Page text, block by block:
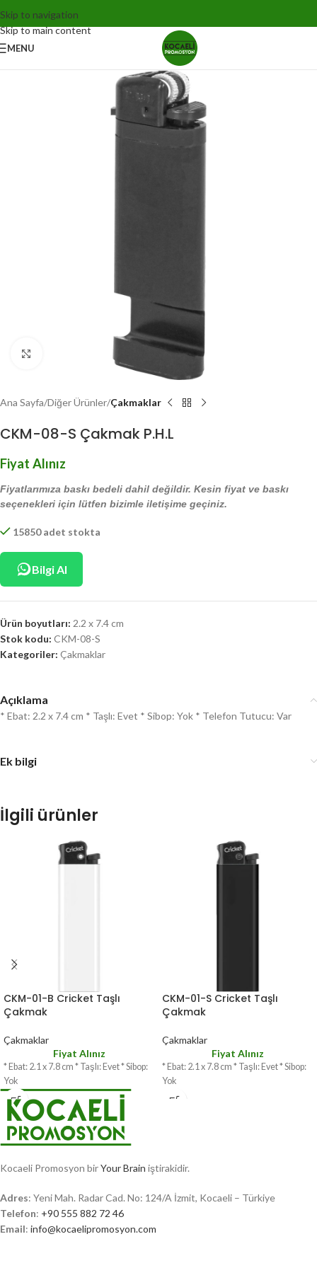
Skip to navigation
Skip to main content
MENU
Ana Sayfa Diğer Ürünler Çakmaklar
CKM-08-S Çakmak P.H.L
Fiyat Alınız
Fiyatlarımıza baskı bedeli dahil değildir. Kesin fiyat ve baskı
seçenekleri için lütfen bizimle iletişime geçiniz.
15850 adet stokta
Bilgi Al
Ürün boyutları: 2.2 x 7.4 cm
Stok kodu: CKM-08-S
Kategoriler: Çakmaklar
Açıklama
* Ebat: 2.2 x 7.4 cm * Taşlı: Evet * Sibop: Yok * Telefon Tutucu: Var
Ek bilgi
İlgili ürünler
CKM-01-B Cricket Taşlı
Çakmak
Çakmaklar
Fiyat Alınız
* Ebat: 2.1 x 7.8 cm * Taşlı: Evet * Sibop:
Yok
CKM-01-S Cricket Taşlı
Çakmak
Çakmaklar
Fiyat Alınız
* Ebat: 2.1 x 7.8 cm * Taşlı: Evet * Sibop:
Yok
Kocaeli Promosyon birYour Brain iştirakidir.
Adres: Yeni Mah. Radar Cad. No: 124/A İzmit, Kocaeli – Türkiye
Telefon: +90 555 882 72 46
Email: info@kocaelipromosyon.com